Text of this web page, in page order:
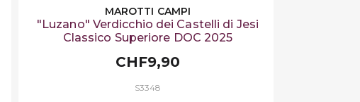
MAROTTI CAMPI
"Luzano" Verdicchio dei Castelli di Jesi
Classico Superiore DOC 2025
CHF9,90
S3348